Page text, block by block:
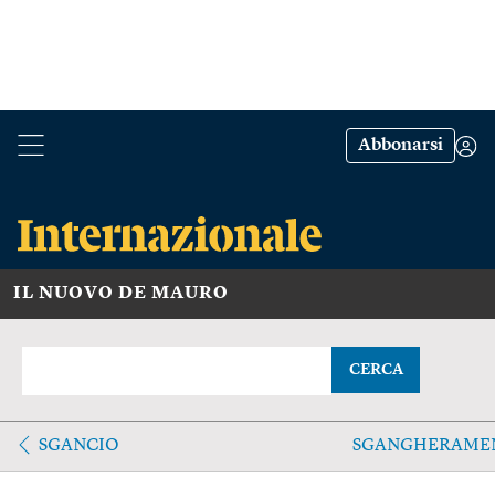
Abbonarsi
IL NUOVO DE MAURO
CERCA
SGANCIO